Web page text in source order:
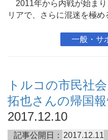
2011年から内戦が始ま
リアで、さらに混迷を極め
一般・サ
トルコの市民社
拓也さんの帰国報
2017.12.10
記事公開日： 2017.12.11